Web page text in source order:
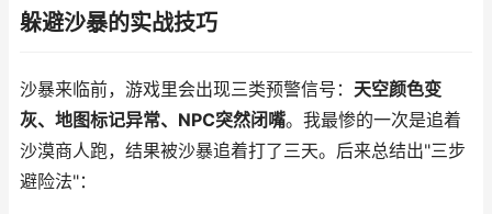
躲避沙暴的实战技巧
沙暴来临前，游戏里会出现三类预警信号： 天空颜色变
灰、地图标记异常、NPC突然闭嘴。我最惨的一次是追着
沙漠商人跑，结果被沙暴追着打了三天。后来总结出"三步
避险法"：